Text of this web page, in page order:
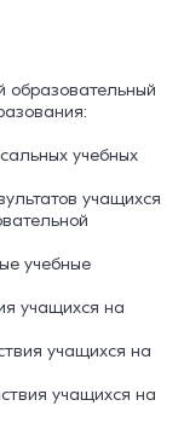
образовательный
учебных
учащихся
учебные
учащихся на
учащихся на
учащихся на